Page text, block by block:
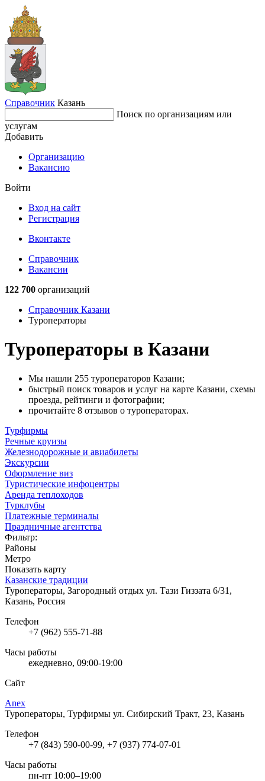
Справочник Казань
Поиск по организациям или
услугам
Добавить
Организацию
Вакансию
Войти
Вход на сайт
Регистрация
Вконтакте
Справочник
Вакансии
122 700 организаций
Справочник Казани
Туроператоры
Туроператоры в Казани
Мы нашли 255 туроператоров Казани;
быстрый поиск товаров и услуг на карте Казани, схемы
проезда, рейтинги и фотографии;
прочитайте 8 отзывов о туроператорах.
Турфирмы
Речные круизы
Железнодорожные и авиабилеты
Экскурсии
Оформление виз
Туристические инфоцентры
Аренда теплоходов
Турклубы
Платежные терминалы
Праздничные агентства
Фильтр:
Районы
Метро
Показать карту
Казанские традиции
Туроператоры, Загородный отдых ул. Тази Гиззата 6/31,
Казань, Россия
Телефон
+7 (962) 555-71-88
Часы работы
ежедневно, 09:00-19:00
Сайт
Anex
Туроператоры, Турфирмы ул. Сибирский Тракт, 23, Казань
Телефон
+7 (843) 590-00-99, +7 (937) 774-07-01
Часы работы
пн-пт 10:00–19:00